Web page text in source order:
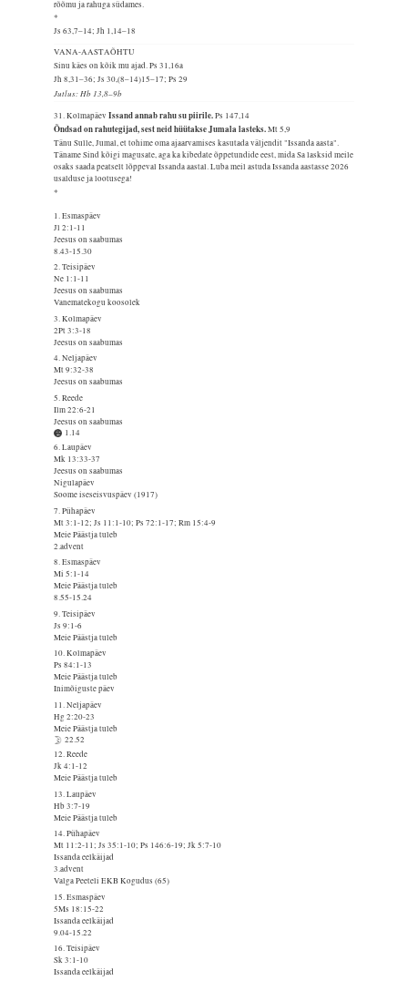
rõõmu ja rahuga südames.
*
Js 63,7–14; Jh 1,14–18
VANA-AASTAÕHTU
Sinu käes on kõik mu ajad.Ps 31,16a
Jh 8,31–36; Js 30,(8–14)15–17; Ps 29
Jutlus: Hb 13,8–9b
31. KolmapäevIssand annab rahu su piirile.Ps 147,14
Õndsad on rahutegijad, sest neid hüütakse Jumala lasteks.Mt 5,9
Tänu Sulle, Jumal, et tohime oma ajaarvamises kasutada väljendit "Issanda aasta".
Täname Sind kõigi magusate, aga ka kibedate õppetundide eest, mida Sa lasksid meile
osaks saada peatselt lõppeval Issanda aastal. Luba meil astuda Issanda aastasse 2026
usalduse ja lootusega!
*
1. Esmaspäev
Jl 2:1-11
Jeesus on saabumas
8.43-15.30
2. Teisipäev
Ne 1:1-11
Jeesus on saabumas
Vanematekogu koosolek
3. Kolmapäev
2Pt 3:3-18
Jeesus on saabumas
4. Neljapäev
Mt 9:32-38
Jeesus on saabumas
5. Reede
Ilm 22:6-21
Jeesus on saabumas
1.14
6. Laupäev
Mk 13:33-37
Jeesus on saabumas
Nigulapäev
Soome iseseisvuspäev (1917)
7. Pühapäev
Mt 3:1-12; Js 11:1-10; Ps 72:1-17; Rm 15:4-9
Meie Päästja tuleb
2.advent
8. Esmaspäev
Mi 5:1-14
Meie Päästja tuleb
8.55-15.24
9. Teisipäev
Js 9:1-6
Meie Päästja tuleb
10. Kolmapäev
Ps 84:1-13
Meie Päästja tuleb
Inimõiguste päev
11. Neljapäev
Hg 2:20-23
Meie Päästja tuleb
22.52
12. Reede
Jk 4:1-12
Meie Päästja tuleb
13. Laupäev
Hb 3:7-19
Meie Päästja tuleb
14. Pühapäev
Mt 11:2-11; Js 35:1-10; Ps 146:6-19; Jk 5:7-10
Issanda eelkäijad
3.advent
Valga Peeteli EKB Kogudus (65)
15. Esmaspäev
5Ms 18:15-22
Issanda eelkäijad
9.04-15.22
16. Teisipäev
Sk 3:1-10
Issanda eelkäijad